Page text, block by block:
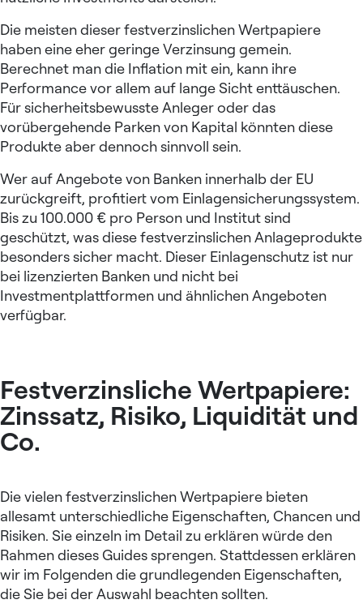
Die meisten dieser festverzinslichen Wertpapiere
haben eine eher geringe Verzinsung gemein.
Berechnet man die Inflation mit ein, kann ihre
Performance vor allem auf lange Sicht enttäuschen.
Für sicherheitsbewusste Anleger oder das
vorübergehende Parken von Kapital könnten diese
Produkte aber dennoch sinnvoll sein.
Wer auf Angebote von Banken innerhalb der EU
zurückgreift, profitiert vom Einlagensicherungssystem.
Bis zu 100.000 € pro Person und Institut sind
geschützt, was diese festverzinslichen Anlageprodukte
besonders sicher macht. Dieser Einlagenschutz ist nur
bei lizenzierten Banken und nicht bei
Investmentplattformen und ähnlichen Angeboten
verfügbar.
Festverzinsliche Wertpapiere:
Zinssatz, Risiko, Liquidität und
Co.
Die vielen festverzinslichen Wertpapiere bieten
allesamt unterschiedliche Eigenschaften, Chancen und
Risiken. Sie einzeln im Detail zu erklären würde den
Rahmen dieses Guides sprengen. Stattdessen erklären
wir im Folgenden die grundlegenden Eigenschaften,
die Sie bei der Auswahl beachten sollten.